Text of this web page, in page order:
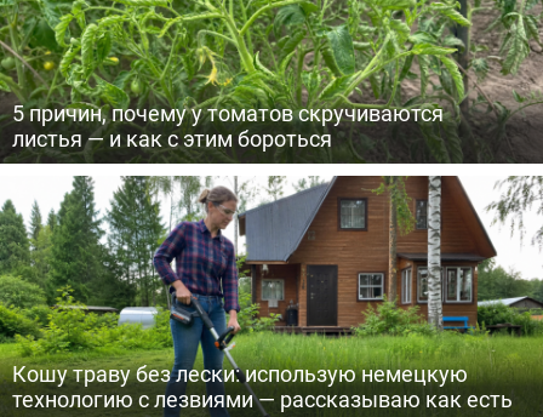
5 причин, почему у томатов скручиваются
листья — и как с этим бороться
Кошу траву без лески: использую немецкую
технологию с лезвиями — рассказываю как есть